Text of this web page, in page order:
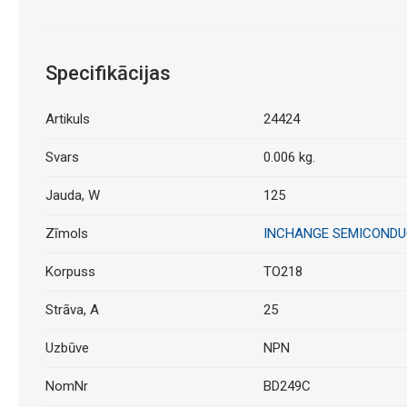
Specifikācijas
Artikuls 24424
Svars 0.006 kg.
Jauda, W 125
Zīmols INCHANGE
Korpuss TO218
Strāva, A 25
Uzbūve NPN
NomNr BD249C